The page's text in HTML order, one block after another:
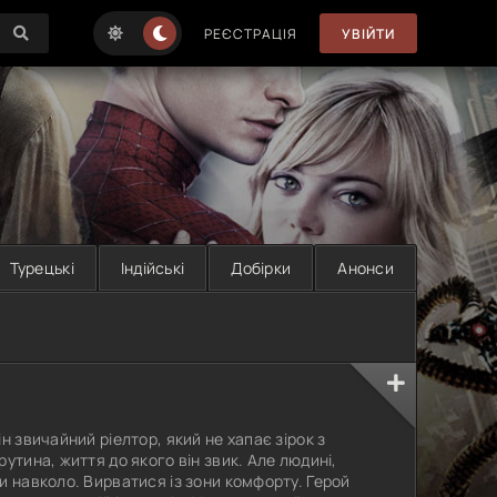
РЕЄСТРАЦІЯ УВІЙТИ
Турецькі Індійські Добірки Анонси
ріелтор, який не хапає зірок з
життя до якого він звик. Але людині,
навколо. Вирватися із зони комфорту. Герой